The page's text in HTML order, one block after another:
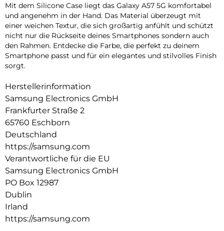
Mit dem Silicone Case liegt das Galaxy A57 5G komfortabel
und angenehm in der Hand. Das Material überzeugt mit
einer weichen Textur, die sich großartig anfühlt und schützt
nicht nur die Rückseite deines Smartphones sondern auch
den Rahmen. Entdecke die Farbe, die perfekt zu deinem
Smartphone passt und für ein elegantes und stilvolles Finish
sorgt.
Herstellerinformation
Samsung Electronics GmbH
Frankfurter Straße 2
65760 Eschborn
Deutschland
https://samsung.com
Verantwortliche für die EU
Samsung Electronics GmbH
PO Box 12987
Dublin
Irland
https://samsung.com